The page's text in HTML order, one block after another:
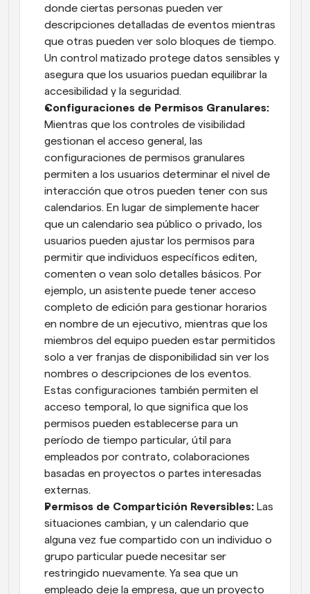
donde ciertas personas pueden ver
descripciones detalladas de eventos mientras
que otras pueden ver solo bloques de tiempo.
Un control matizado protege datos sensibles y
asegura que los usuarios puedan equilibrar la
accesibilidad y la seguridad.
Configuraciones de Permisos Granulares:
Mientras que los controles de visibilidad
gestionan el acceso general, las
configuraciones de permisos granulares
permiten a los usuarios determinar el nivel de
interacción que otros pueden tener con sus
calendarios. En lugar de simplemente hacer
que un calendario sea público o privado, los
usuarios pueden ajustar los permisos para
permitir que individuos específicos editen,
comenten o vean solo detalles básicos. Por
ejemplo, un asistente puede tener acceso
completo de edición para gestionar horarios
en nombre de un ejecutivo, mientras que los
miembros del equipo pueden estar permitidos
solo a ver franjas de disponibilidad sin ver los
nombres o descripciones de los eventos.
Estas configuraciones también permiten el
acceso temporal, lo que significa que los
permisos pueden establecerse para un
período de tiempo particular, útil para
empleados por contrato, colaboraciones
basadas en proyectos o partes interesadas
externas.
Permisos de Compartición Reversibles: Las
situaciones cambian, y un calendario que
alguna vez fue compartido con un individuo o
grupo particular puede necesitar ser
restringido nuevamente. Ya sea que un
empleado deje la empresa, que un proyecto